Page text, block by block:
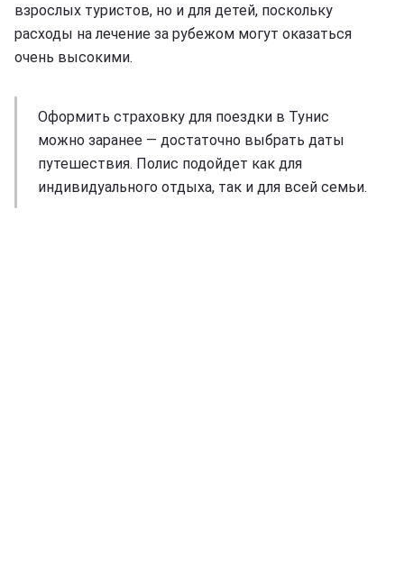
взрослых туристов, но и для детей, поскольку
расходы на лечение за рубежом могут оказаться
очень высокими.
Оформить страховку для поездки в Тунис
можно заранее — достаточно выбрать даты
путешествия. Полис подойдет как для
индивидуального отдыха, так и для всей семьи.